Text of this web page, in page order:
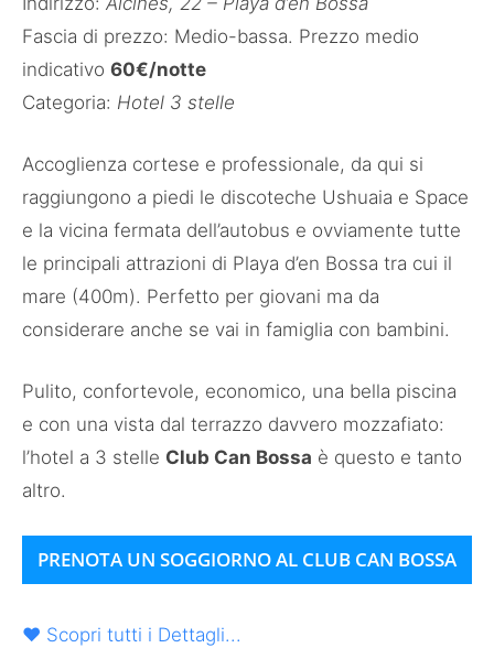
Fascia di prezzo: Medio-bassa. Prezzo medio
indicativo 60€/notte
Categoria: Hotel 3 stelle
Accoglienza cortese e professionale, da qui si
raggiungono a piedi le discoteche Ushuaia e Space
e la vicina fermata dell’autobus e ovviamente tutte
le principali attrazioni di Playa d’en Bossa tra cui il
mare (400m). Perfetto per giovani ma da
considerare anche se vai in famiglia con bambini.
Pulito, confortevole, economico, una bella piscina
e con una vista dal terrazzo davvero mozzafiato:
l’hotel a 3 stelle Club Can Bossa è questo e tanto
altro.
PRENOTA UN SOGGIORNO AL CLUB CAN BOSSA
♥ Scopri tutti i Dettagli...